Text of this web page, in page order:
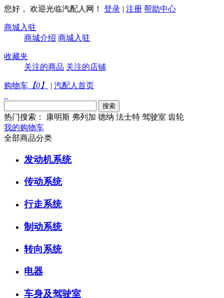
您好， 欢迎光临汽配人网！ 登录 | 注册 帮助中心
商城入驻
商城介绍 商城入驻
收藏夹
关注的商品 关注的店铺
购物车 【0 】 | 汽配人首页
热门搜索： 康明斯 弗列加 德纳 法士特 驾驶室 齿轮
我的购物车
全部商品分类
发动机系统
传动系统
行走系统
制动系统
转向系统
电器
车身及驾驶室